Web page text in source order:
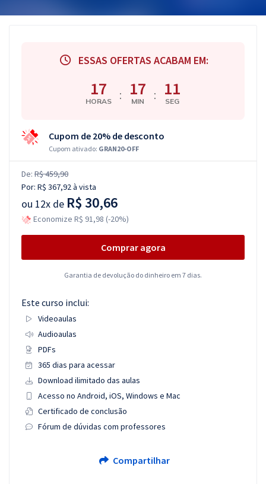
ESSAS OFERTAS ACABAM EM:
17
HORAS : 17
MIN : 10
SEG
Cupom de 20% de desconto
Cupom ativado: GRAN20-OFF
De: R$ 459,90
Por: R$ 367,92à vista
ou 12x de R$ 30,66
Economize R$ 91,98 (-20%)
Comprar agora
Garantia de devolução do dinheiro em 7 dias.
Este curso inclui:
Videoaulas
Audioaulas
PDFs
365 dias para acessar
Download ilimitado das aulas
Acesso no Android, iOS, Windows e Mac
Certificado de conclusão
Fórum de dúvidas com professores
Compartilhar